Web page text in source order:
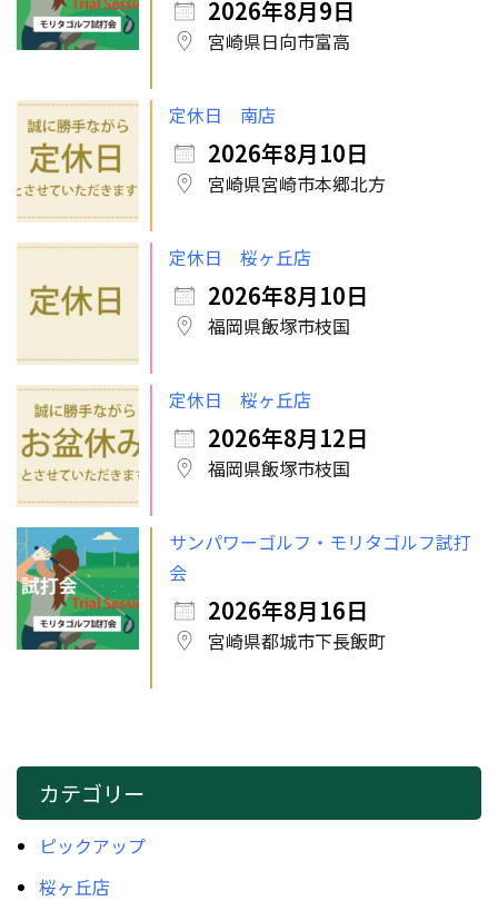
2026年8月9日
宮崎県日向市富高
定休日 南店
2026年8月10日
宮崎県宮崎市本郷北方
定休日 桜ヶ丘店
2026年8月10日
福岡県飯塚市枝国
定休日 桜ヶ丘店
2026年8月12日
福岡県飯塚市枝国
サンパワーゴルフ・モリタゴルフ試打
会
2026年8月16日
宮崎県都城市下長飯町
カテゴリー
ピックアップ
桜ヶ丘店